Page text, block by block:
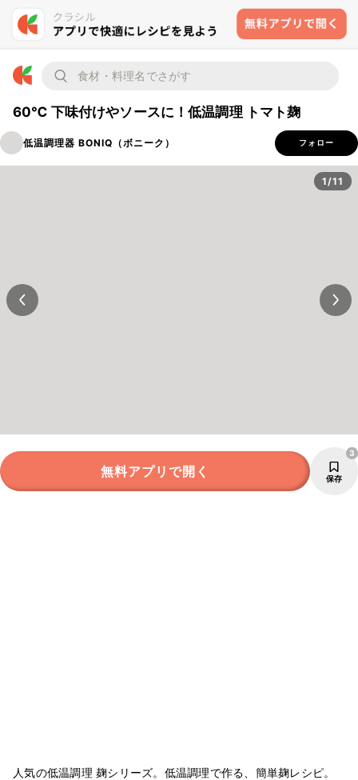
60℃ 下味付けやソースに！低温調理 トマト麹
低温調理器 BONIQ（ボニーク） フォロー
1/11
無料アプリで開く 保存
3
人気の低温調理 麹シリーズ。低温調理で作る、簡単麹レシピ。